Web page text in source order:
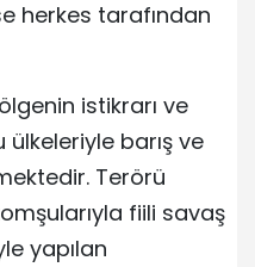
herkes tarafından
istikrarı ve
ülkeleriyle barış ve
Terörü
fiili savaş
yapılan